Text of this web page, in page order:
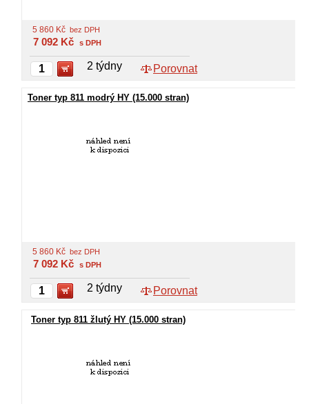
5 860 Kč bez DPH
7 092 Kč s DPH
Porovnat
2 týdny
Toner typ 811 modrý HY (15.000 stran)
5 860 Kč bez DPH
7 092 Kč s DPH
Porovnat
2 týdny
Toner typ 811 žlutý HY (15.000 stran)